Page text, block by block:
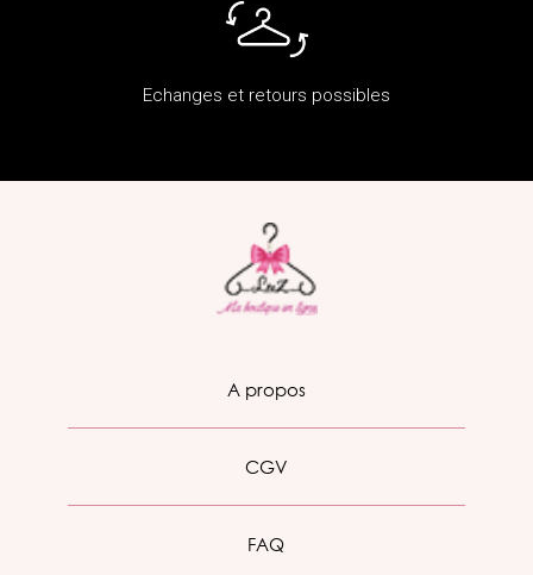
Echanges et retours possibles
A propos
CGV
FAQ